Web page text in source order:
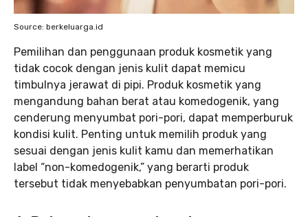
Source: berkeluarga.id
Pemilihan dan penggunaan produk kosmetik yang
tidak cocok dengan jenis kulit dapat memicu
timbulnya jerawat di pipi. Produk kosmetik yang
mengandung bahan berat atau komedogenik, yang
cenderung menyumbat pori-pori, dapat memperburuk
kondisi kulit. Penting untuk memilih produk yang
sesuai dengan jenis kulit kamu dan memerhatikan
label “non-komedogenik,” yang berarti produk
tersebut tidak menyebabkan penyumbatan pori-pori.